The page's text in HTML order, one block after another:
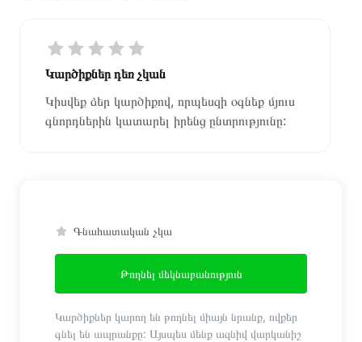
Կարծիքներ դեռ չկան
Կիսվեք ձեր կարծիքով, որպեսզի օգնեք մյուս
գնորդներին կատարել իրենց ընտրությունը:
Գնահատական չկա
Թողնել մեկնաբանություն
Կարծիքներ կարող են թողնել միայն նրանք, ովքեր
գնել են ապրանքը: Այսպես մենք ազնիվ վարկանիշ